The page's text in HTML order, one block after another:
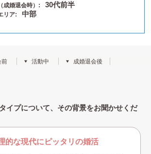
成婚退会時）: 30代前半
リア: 中部
前 活動中 成婚退会後
イプについて、その背景をお聞かせくだ
的な現代にピッタリの婚活